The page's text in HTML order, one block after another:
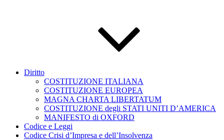
Diritto
COSTITUZIONE ITALIANA
COSTITUZIONE EUROPEA
MAGNA CHARTA LIBERTATUM
COSTITUZIONE degli STATI UNITI D’AMERICA
MANIFESTO di OXFORD
Codice e Leggi
Codice Crisi d’Impresa e dell’Insolvenza